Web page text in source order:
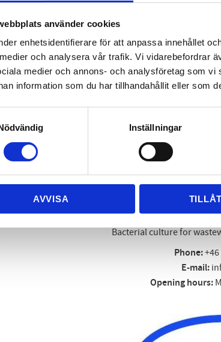
använder cookies
enhetsidentifierare för att anpassa innehållet
och analysera vår trafik. Vi vidarebefordrar
medier och annons- och analysföretag som
information som du har tillhandahållit eller som
Inställningar
AVVISA
after you have stacked the solids.
sawdust will have a much better decompose
Bacterial culture for
Phone:+46
E-mail:
Opening hours: